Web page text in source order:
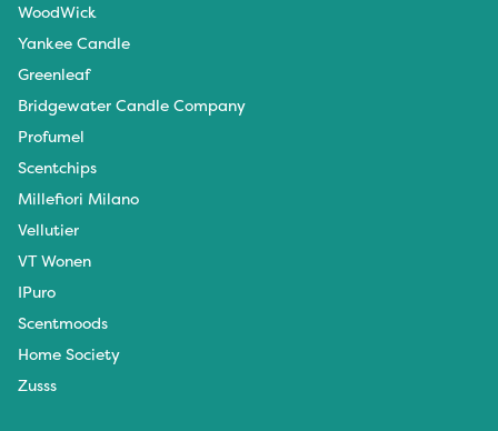
WoodWick
Yankee Candle
Greenleaf
Bridgewater Candle Company
Profumel
Scentchips
Millefiori Milano
Vellutier
VT Wonen
IPuro
Scentmoods
Home Society
Zusss